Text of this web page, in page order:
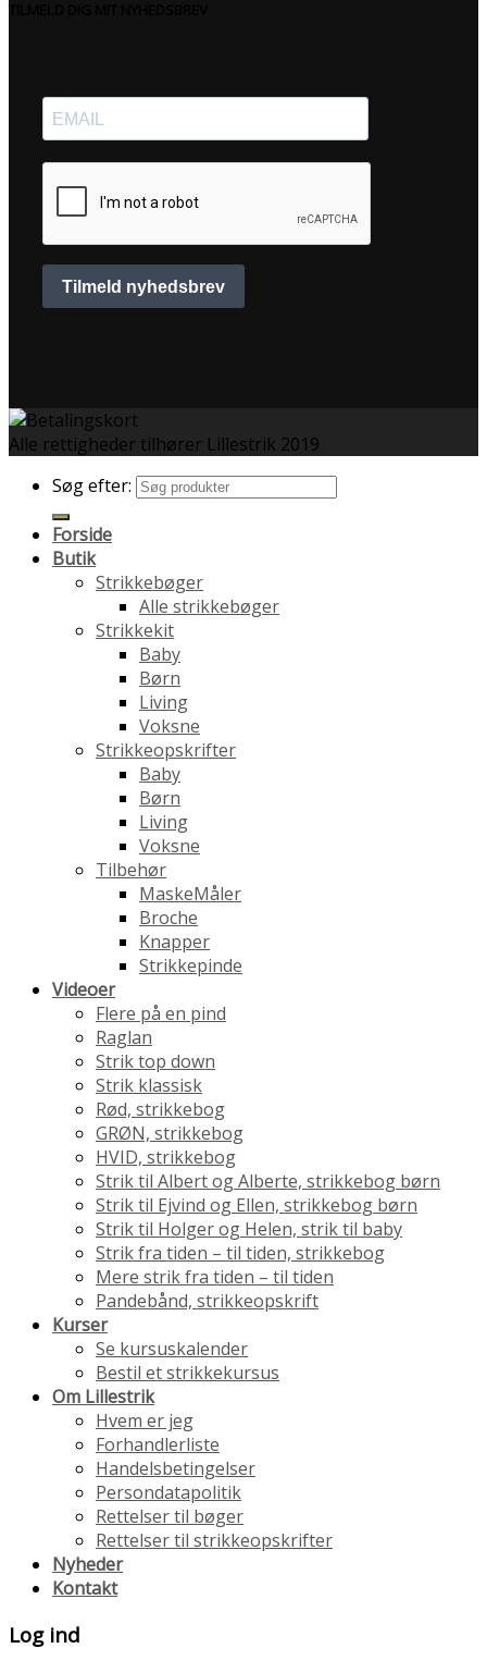
Alle rettigheder tilhører Lillestrik 2019
Søg efter:
Forside
Butik
Strikkebøger
Alle strikkebøger
Strikkekit
Baby
Børn
Living
Voksne
Strikkeopskrifter
Baby
Børn
Living
Voksne
Tilbehør
MaskeMåler
Broche
Knapper
Strikkepinde
Videoer
Flere på en pind
Raglan
Strik top down
Strik klassisk
Rød, strikkebog
GRØN, strikkebog
HVID, strikkebog
Strik til Albert og Alberte, strikkebog børn
Strik til Ejvind og Ellen, strikkebog børn
Strik til Holger og Helen, strik til baby
Strik fra tiden – til tiden, strikkebog
Mere strik fra tiden – til tiden
Pandebånd, strikkeopskrift
Kurser
Se kursuskalender
Bestil et strikkekursus
Om Lillestrik
Hvem er jeg
Forhandlerliste
Handelsbetingelser
Persondatapolitik
Rettelser til bøger
Rettelser til strikkeopskrifter
Nyheder
Kontakt
Log ind